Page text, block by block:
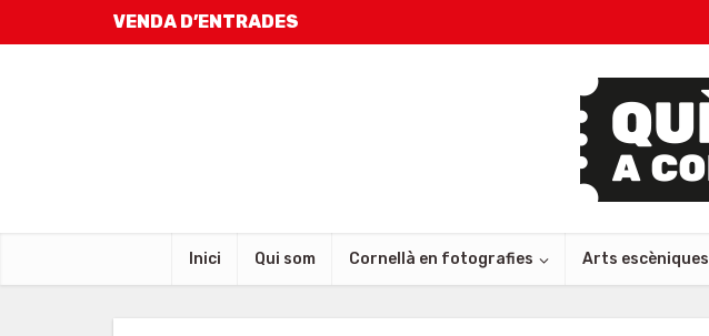
VENDA D’ENTRADES
Inici Qui som Cornellà en fotografies Arts escèniques